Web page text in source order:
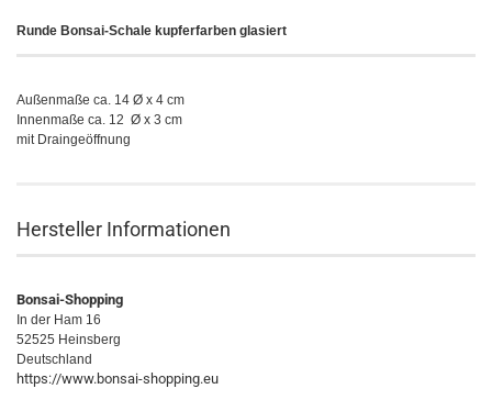
Runde Bonsai-Schale kupferfarben glasiert
Außenmaße ca. 14 Ø x 4 cm
Innenmaße ca. 12 Ø x 3 cm
mit Draingeöffnung
Hersteller Informationen
Bonsai-Shopping
In der Ham 16
52525 Heinsberg
Deutschland
https://www.bonsai-shopping.eu